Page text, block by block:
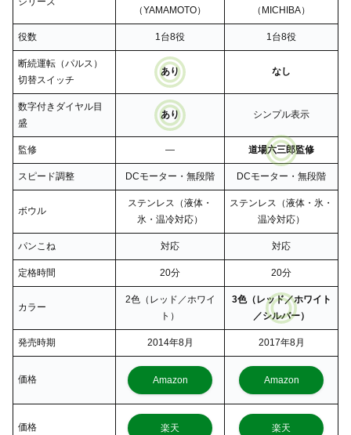
（YAMAMOTO） （MICHIBA）
役数 1台8役 1台8役
断続運転（パルス）
切替スイッチ
あり なし
数字付きダイヤル目
盛
あり シンプル表示
監修 ― 道場六三郎監修
スピード調整 DCモーター・無段階 DCモーター・無段階
ボウル
ステンレス（液体・
氷・温冷対応）
ステンレス（液体・氷・
温冷対応）
パンこね 対応 対応
定格時間 20分 20分
カラー
2色（レッド／ホワイ
ト）
3色（レッド／ホワイト
／シルバー）
発売時期 2014年8月 2017年8月
価格 Amazon Amazon
価格 楽天 楽天